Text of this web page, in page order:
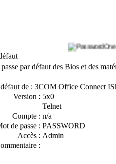
par défaut des Bios et des
défaut de : 3COM Office Connect
Version : 5x0
Telnet
Compte : n/a
de passe : PASSWORD
Accès : Admin
: